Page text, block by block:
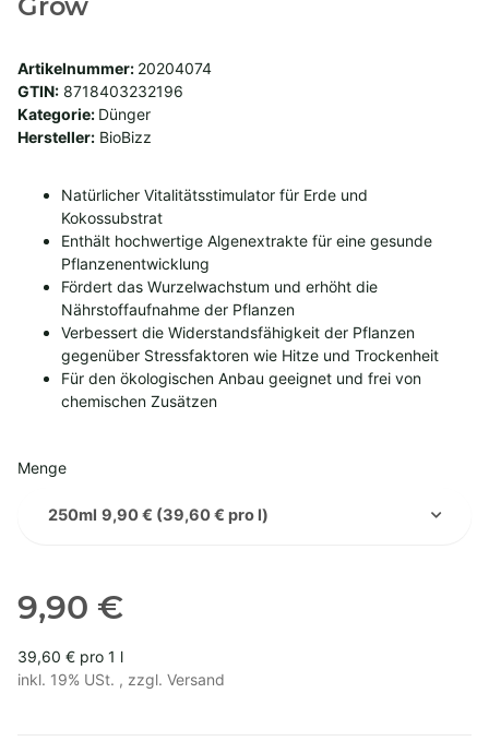
Artikelnummer: 20204074
GTIN: 8718403232196
Kategorie: Dünger
Hersteller: BioBizz
Natürlicher Vitalitätsstimulator für Erde und
Kokossubstrat
Enthält hochwertige Algenextrakte für eine gesunde
Pflanzenentwicklung
Fördert das Wurzelwachstum und erhöht die
Nährstoffaufnahme der Pflanzen
Verbessert die Widerstandsfähigkeit der Pflanzen
gegenüber Stressfaktoren wie Hitze und Trockenheit
Für den ökologischen Anbau geeignet und frei von
chemischen Zusätzen
Menge
250ml 9,90 € (39,60 € pro l)
9,90 €
39,60 € pro 1 l
inkl. 19% USt. , zzgl. Versand